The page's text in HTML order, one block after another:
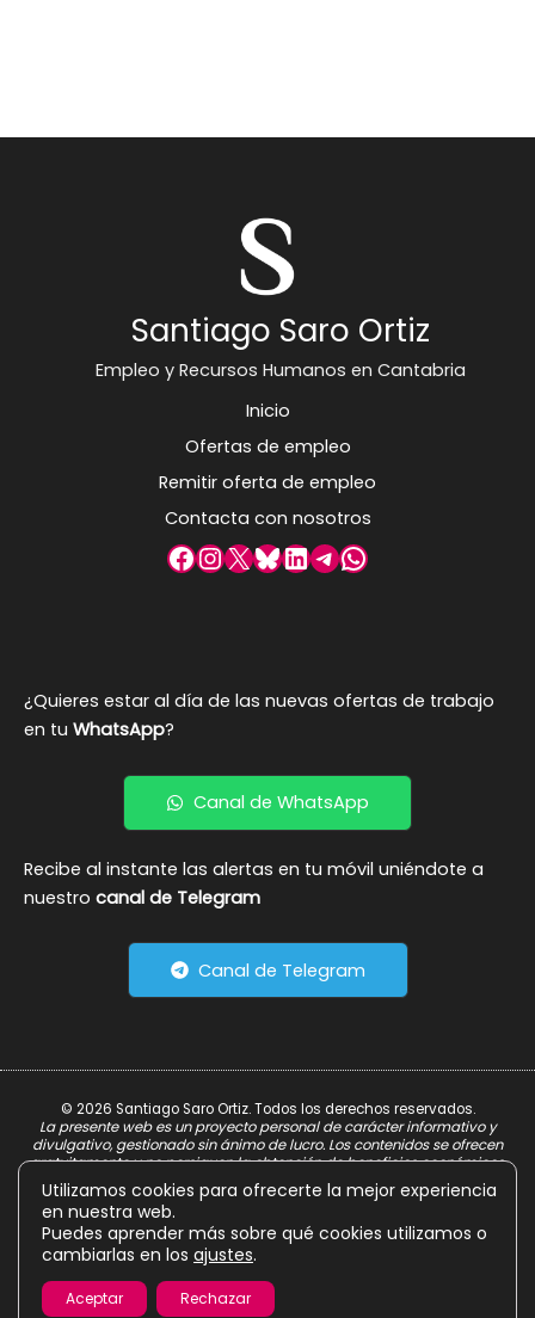
Santiago Saro Ortiz
Empleo y Recursos Humanos en Cantabria
Inicio
Ofertas de empleo
Remitir oferta de empleo
Contacta con nosotros
Facebook
Instagram
X Bluesky
LinkedIn
Telegram
WhatsApp
¿Quieres estar al día de las nuevas ofertas de trabajo
en tu WhatsApp?
Canal de WhatsApp
Recibe al instante las alertas en tu móvil uniéndote a
nuestro canal de Telegram
Canal de Telegram
© 2026 Santiago Saro Ortiz. Todos los derechos reservados.
La presente web es un proyecto personal de carácter informativo y
divulgativo, gestionado sin ánimo de lucro. Los contenidos se ofrecen
gratuitamente y no persiguen la obtención de beneficios económicos.
Política de Privacidad
Política de Cookies
Utilizamos cookies para ofrecerte la mejor experiencia
en nuestra web.
Puedes aprender más sobre qué cookies utilizamos o
cambiarlas en los ajustes.
Aceptar Rechazar